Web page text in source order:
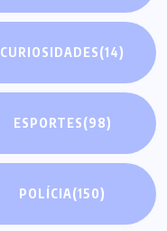
CURIOSIDADES(14)
ESPORTES(98)
POLÍCIA(150)